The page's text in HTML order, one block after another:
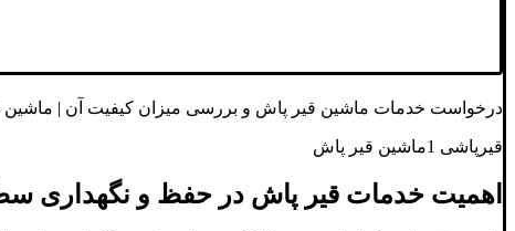
درخواست خدمات ماشین قیر پاش و بررسی میزان کیفیت آن | ماشین
قیرپاشی 1ماشین قیر پاش
اهمیت خدمات قیر پاش در حفظ و نگهداری